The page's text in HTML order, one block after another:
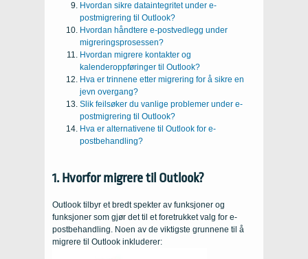
Hvordan sikre dataintegritet under e-
postmigrering til Outlook?
Hvordan håndtere e-postvedlegg under
migreringsprosessen?
Hvordan migrere kontakter og
kalenderoppføringer til Outlook?
Hva er trinnene etter migrering for å sikre en
jevn overgang?
Slik feilsøker du vanlige problemer under e-
postmigrering til Outlook?
Hva er alternativene til Outlook for e-
postbehandling?
1. Hvorfor migrere til Outlook?
Outlook tilbyr et bredt spekter av funksjoner og
funksjoner som gjør det til et foretrukket valg for e-
postbehandling. Noen av de viktigste grunnene til å
migrere til Outlook inkluderer: